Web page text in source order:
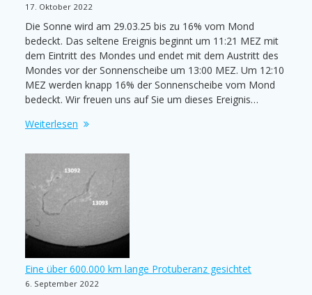
17. Oktober 2022
Die Sonne wird am 29.03.25 bis zu 16% vom Mond
bedeckt. Das seltene Ereignis beginnt um 11:21 MEZ mit
dem Eintritt des Mondes und endet mit dem Austritt des
Mondes vor der Sonnenscheibe um 13:00 MEZ. Um 12:10
MEZ werden knapp 16% der Sonnenscheibe vom Mond
bedeckt. Wir freuen uns auf Sie um dieses Ereignis…
Weiterlesen
Eine über 600.000 km lange Protuberanz gesichtet
6. September 2022